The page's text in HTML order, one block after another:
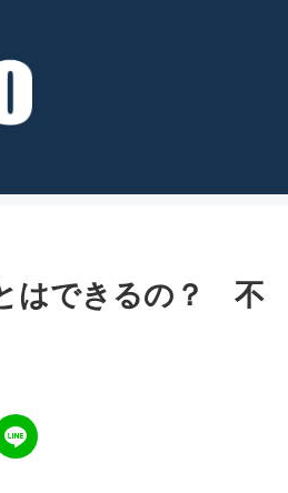
はできるの？ 不